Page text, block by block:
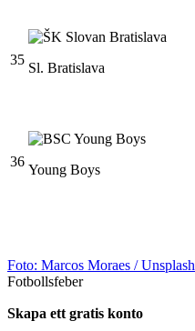
35
Sl. Bratislava
36
Young Boys
Foto: Marcos Moraes / Unsplash
Fotbollsfeber
Skapa ett gratis konto